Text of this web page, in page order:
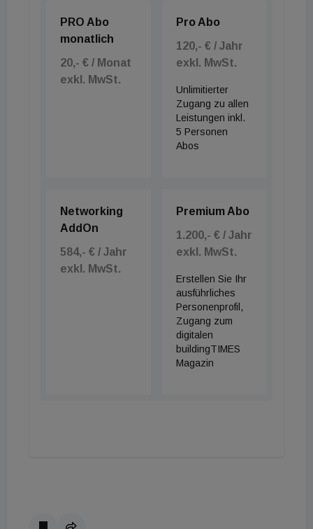
PRO Abo
monatlich
20,- € / Monat
exkl. MwSt.
Pro Abo
120,- € / Jahr
exkl. MwSt.
Unlimitierter
Zugang zu allen
Leistungen inkl.
5 Personen
Abos
Networking
AddOn
584,- € / Jahr
exkl. MwSt.
Premium Abo
1.200,- € / Jahr
exkl. MwSt.
Erstellen Sie Ihr
ausführliches
Personenprofil,
Zugang zum
digitalen
buildingTIMES
Magazin